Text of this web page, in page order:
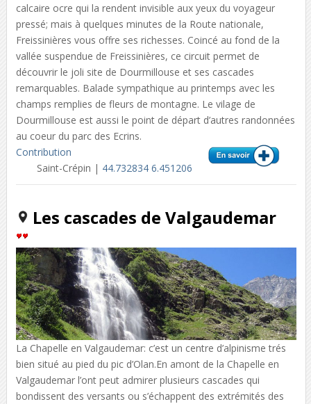
calcaire ocre qui la rendent invisible aux yeux du voyageur
pressé; mais à quelques minutes de la Route nationale,
Freissinières vous offre ses richesses. Coincé au fond de la
vallée suspendue de Freissinières, ce circuit permet de
découvrir le joli site de Dourmillouse et ses cascades
remarquables. Balade sympathique au printemps avec les
champs remplies de fleurs de montagne. Le vilage de
Dourmillouse est aussi le point de départ d’autres randonnées
au coeur du parc des Ecrins.
Contribution
Saint-Crépin | 44.732834 6.451206
Les cascades de Valgaudemar
La Chapelle en Valgaudemar: c’est un centre d’alpinisme trés
bien situé au pied du pic d’Olan.En amont de la Chapelle en
Valgaudemar l’ont peut admirer plusieurs cascades qui
bondissent des versants ou s’échappent des extrémités des